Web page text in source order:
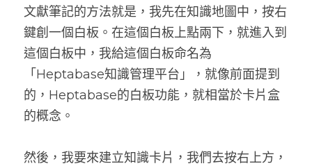
文獻筆記的方法就是，我先在知識地圖中，按右
鍵創一個白板。在這個白板上點兩下，就進入到
這個白板中，我給這個白板命名為
「Heptabase知識管理平台」，就像前面提到
的，Heptabase的白板功能，就相當於卡片盒
的概念。
然後，我要來建立知識卡片，我們去按右上方，